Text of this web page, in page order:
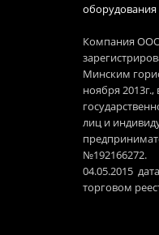
оборудования
Компания
Минским
ноября
лиц и
№192166272.
04.05.2015
торговом